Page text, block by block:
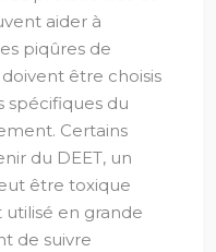
aider à
piqûres de
être choisis
spécifiques du
Certains
du DEET, un
être toxique
utilisé en grande
de suivre